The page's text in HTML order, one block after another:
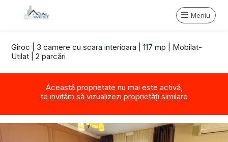
Meniu
Giroc | 3 camere cu scara interioara | 117 mp | Mobilat-
Utilat | 2 parcări
Această proprietate nu mai este activă,
te invităm să vizualizezi proprietăți similare